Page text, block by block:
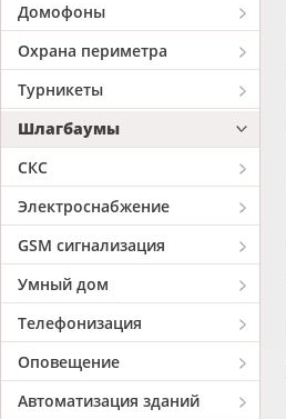
Домофоны
Охрана периметра
Турникеты
Шлагбаумы
СКС
Электроснабжение
GSM сигнализация
Умный дом
Телефонизация
Оповещение
Автоматизация зданий